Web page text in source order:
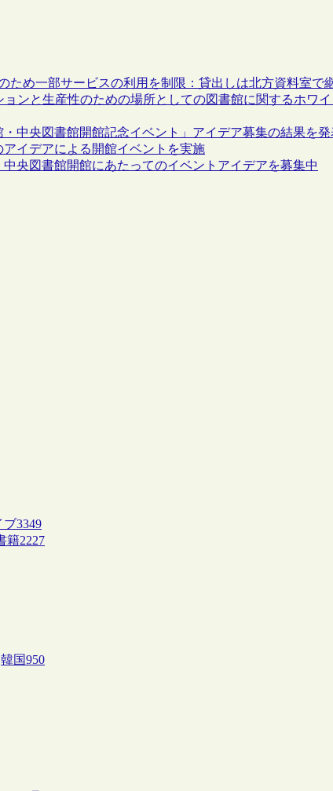
ため一部サービスの利用を制限：貸出しは北方資料室で
ンと生産性のための場所としての図書館に関するホワ
中央図書館開館記念イベント」アイデア募集の結果を発
イデアによる開館イベントを実施
央図書館開館にあたってのイベントアイデアを募集中
ブ3349
籍2227
韓国950